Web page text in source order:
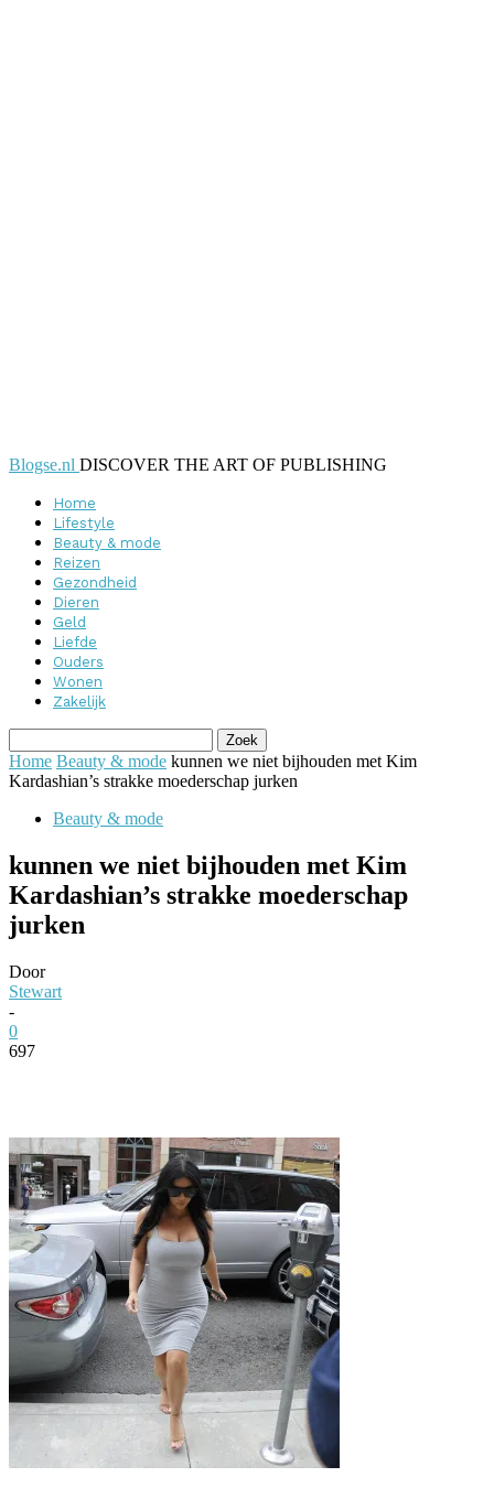
Blogse.nl DISCOVER THE ART OF PUBLISHING
Home
Lifestyle
Beauty & mode
Reizen
Gezondheid
Dieren
Geld
Liefde
Ouders
Wonen
Zakelijk
Home Beauty & mode kunnen we niet bijhouden met Kim
Kardashian’s strakke moederschap jurken
Beauty & mode
kunnen we niet bijhouden met Kim
Kardashian’s strakke moederschap
jurken
Door
Stewart
-
0
697